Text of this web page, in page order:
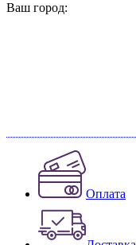
Ваш город:
Оплата